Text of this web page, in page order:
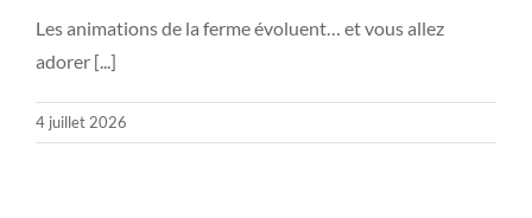
Les animations de la ferme évoluent… et vous allez
adorer [...]
4 juillet 2026